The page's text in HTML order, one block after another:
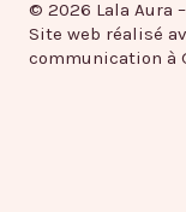
© 2026 Lala Aura
Site web réalisé
communication à